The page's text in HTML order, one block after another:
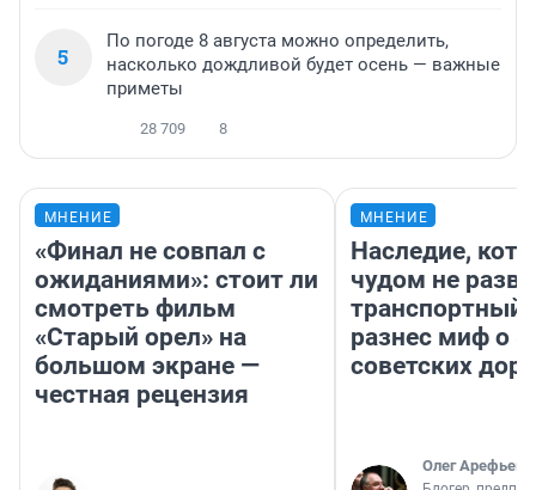
5
По погоде 8 августа можно определить,
насколько дождливой будет осень — важные
приметы
28 709 8
МНЕНИЕ
«Финал не совпал с
ожиданиями»: стоит ли
смотреть фильм
«Старый орел» на
большом экране —
честная рецензия
МНЕНИЕ
Наследие,
чудом не
транспортный
разнес миф о
советских
Олег Арефьев